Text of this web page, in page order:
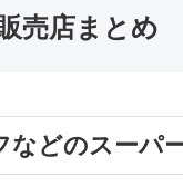
売店まとめ
などのスーパ